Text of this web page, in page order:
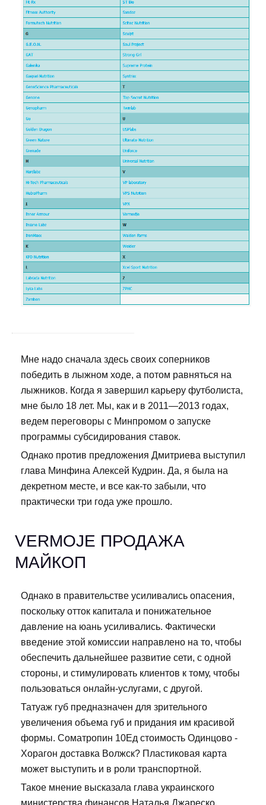
Мне надо сначала здесь своих соперников
победить в лыжном ходе, а потом равняться на
лыжников. Когда я завершил карьеру футболиста,
мне было 18 лет. Мы, как и в 2011—2013 годах,
ведем переговоры с Минпромом о запуске
программы субсидирования ставок.
Однако против предложения Дмитриева выступил
глава Минфина Алексей Кудрин. Да, я была на
декретном месте, и все как-то забыли, что
практически три года уже прошло.
VERMOJE ПРОДАЖА
МАЙКОП
Однако в правительстве усиливались опасения,
поскольку отток капитала и понижательное
давление на юань усиливались. Фактически
введение этой комиссии направлено на то, чтобы
обеспечить дальнейшее развитие сети, с одной
стороны, и стимулировать клиентов к тому, чтобы
пользоваться онлайн-услугами, с другой.
Татуаж губ предназначен для зрительного
увеличения объема губ и придания им красивой
формы. Cоматропин 10Ед стоимость Одинцово -
Хорагон доставка Волжск? Пластиковая карта
может выступить и в роли транспортной.
Такое мнение высказала глава украинского
министерства финансов Наталья Джареско.